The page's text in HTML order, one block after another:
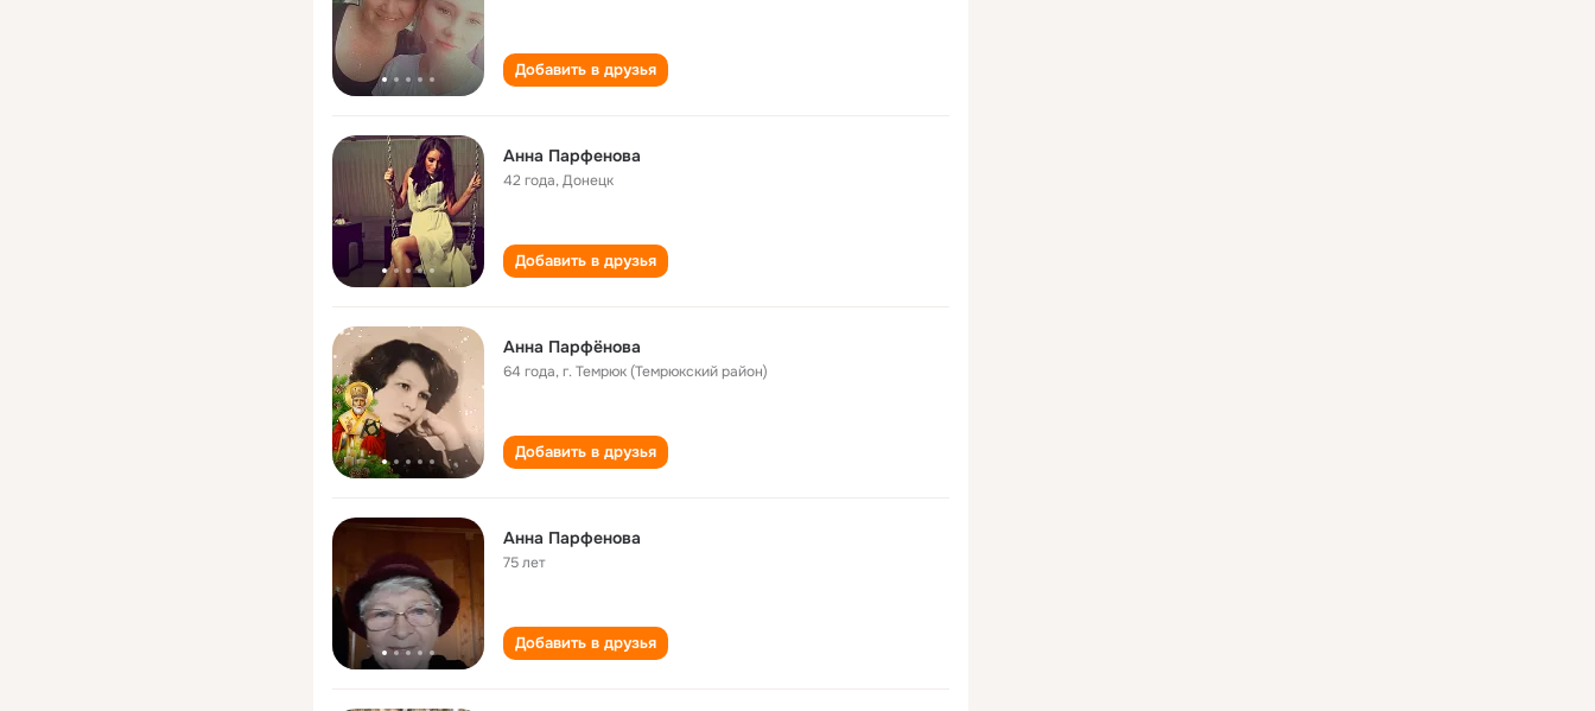
Добавить в друзья
Анна Парфенова
42 года,Донецк
Добавить в друзья
Анна Парфёнова
64 года,г. Темрюк (Темрюкский район)
Добавить в друзья
Анна Парфенова
75 лет
Добавить в друзья